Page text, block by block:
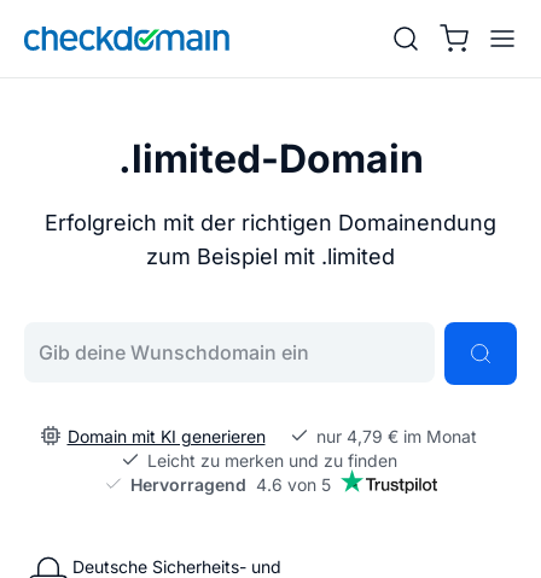
.limited-Domain
Erfolgreich mit der richtigen Domainendung
zum Beispiel mit .limited
Domain mit KI generieren
nur 4,79 € im Monat
Leicht zu merken und zu finden
Hervorragend 4.6 von 5
Deutsche Sicherheits- und